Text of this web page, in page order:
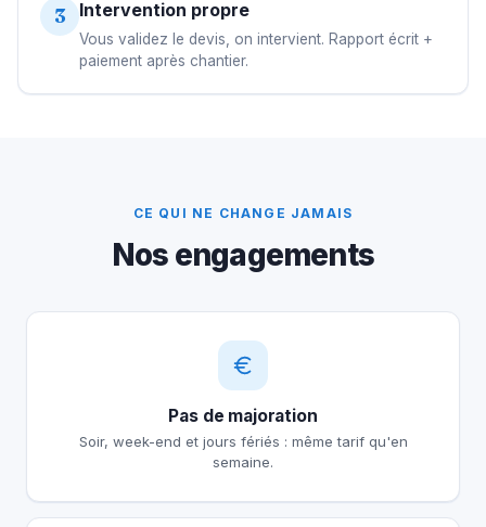
3 Intervention propre
Vous validez le devis, on intervient. Rapport écrit +
paiement après chantier.
CE QUI NE CHANGE JAMAIS
Nos engagements
Pas de majoration
Soir, week-end et jours fériés : même tarif qu'en
semaine.